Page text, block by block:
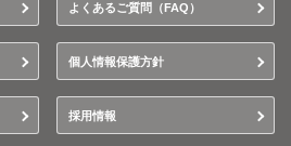
よくあるご質問（FAQ）
個人情報保護方針
採用情報